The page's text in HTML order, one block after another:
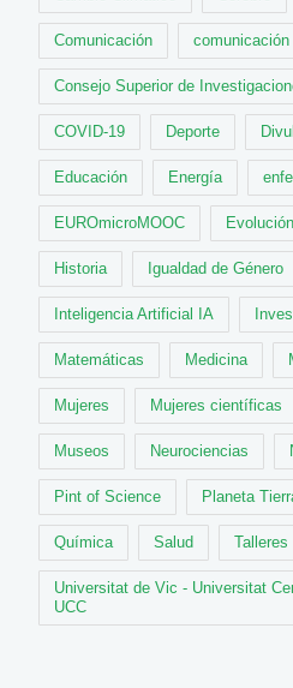
Comunicación
Consejo Superior de
COVID-19 Deporte
Educación Energía
EUROmicroMOOC Evolución
Historia Igualdad de Género
Inteligencia Artificial IA
Matemáticas Medicina
Mujeres Mujeres científicas
Museos Neurociencias
Pint of Science Planeta
Química Salud Talleres
Universitat de Vic - Universitat
UCC